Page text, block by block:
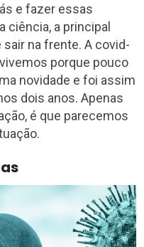
e fazer essas
ciência, a principal
na frente. A covid-
porque pouco
novidade e foi assim
dois anos. Apenas
é que parecemos